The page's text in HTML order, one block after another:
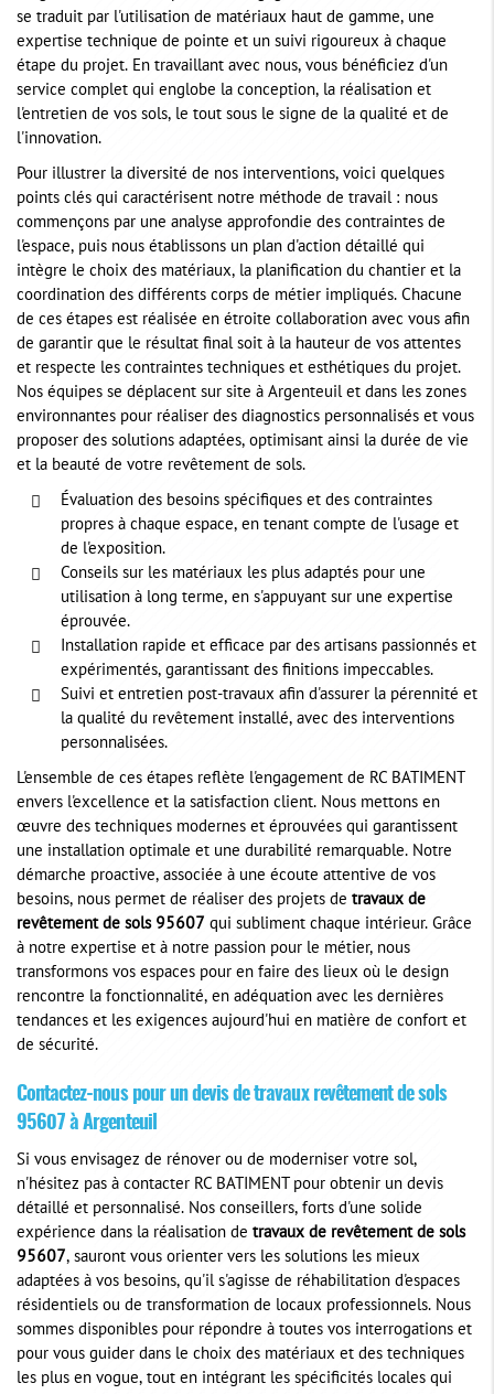
se traduit par l'utilisation de matériaux haut de gamme, une
expertise technique de pointe et un suivi rigoureux à chaque
étape du projet. En travaillant avec nous, vous bénéficiez d'un
service complet qui englobe la conception, la réalisation et
l'entretien de vos sols, le tout sous le signe de la qualité et de
l'innovation.
Pour illustrer la diversité de nos interventions, voici quelques
points clés qui caractérisent notre méthode de travail : nous
commençons par une analyse approfondie des contraintes de
l'espace, puis nous établissons un plan d'action détaillé qui
intègre le choix des matériaux, la planification du chantier et la
coordination des différents corps de métier impliqués. Chacune
de ces étapes est réalisée en étroite collaboration avec vous afin
de garantir que le résultat final soit à la hauteur de vos attentes
et respecte les contraintes techniques et esthétiques du projet.
Nos équipes se déplacent sur site à Argenteuil et dans les zones
environnantes pour réaliser des diagnostics personnalisés et vous
proposer des solutions adaptées, optimisant ainsi la durée de vie
et la beauté de votre revêtement de sols.
Évaluation des besoins spécifiques et des contraintes
propres à chaque espace, en tenant compte de l'usage et
de l'exposition.
Conseils sur les matériaux les plus adaptés pour une
utilisation à long terme, en s'appuyant sur une expertise
éprouvée.
Installation rapide et efficace par des artisans passionnés et
expérimentés, garantissant des finitions impeccables.
Suivi et entretien post-travaux afin d'assurer la pérennité et
la qualité du revêtement installé, avec des interventions
personnalisées.
L'ensemble de ces étapes reflète l'engagement de RC BATIMENT
envers l'excellence et la satisfaction client. Nous mettons en
œuvre des techniques modernes et éprouvées qui garantissent
une installation optimale et une durabilité remarquable. Notre
démarche proactive, associée à une écoute attentive de vos
besoins, nous permet de réaliser des projets de travaux de
revêtement de sols 95607 qui subliment chaque intérieur. Grâce
à notre expertise et à notre passion pour le métier, nous
transformons vos espaces pour en faire des lieux où le design
rencontre la fonctionnalité, en adéquation avec les dernières
tendances et les exigences aujourd'hui en matière de confort et
de sécurité.
Contactez-nous pour un devis de travaux revêtement de sols
95607 à Argenteuil
Si vous envisagez de rénover ou de moderniser votre sol,
n'hésitez pas à contacter RC BATIMENT pour obtenir un devis
détaillé et personnalisé. Nos conseillers, forts d'une solide
expérience dans la réalisation de travaux de revêtement de sols
95607, sauront vous orienter vers les solutions les mieux
adaptées à vos besoins, qu'il s'agisse de réhabilitation d'espaces
résidentiels ou de transformation de locaux professionnels. Nous
sommes disponibles pour répondre à toutes vos interrogations et
pour vous guider dans le choix des matériaux et des techniques
les plus en vogue, tout en intégrant les spécificités locales qui